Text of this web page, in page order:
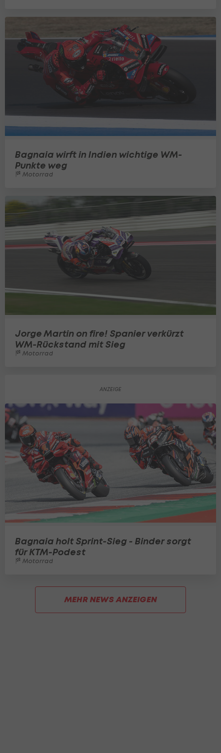
Bagnaia wirft in Indien wichtige WM-
Punkte weg
Motorrad
Jorge Martin on fire! Spanier verkürzt
WM-Rückstand mit Sieg
Motorrad
Bagnaia holt Sprint-Sieg - Binder sorgt
für KTM-Podest
Motorrad
MEHR NEWS ANZEIGEN